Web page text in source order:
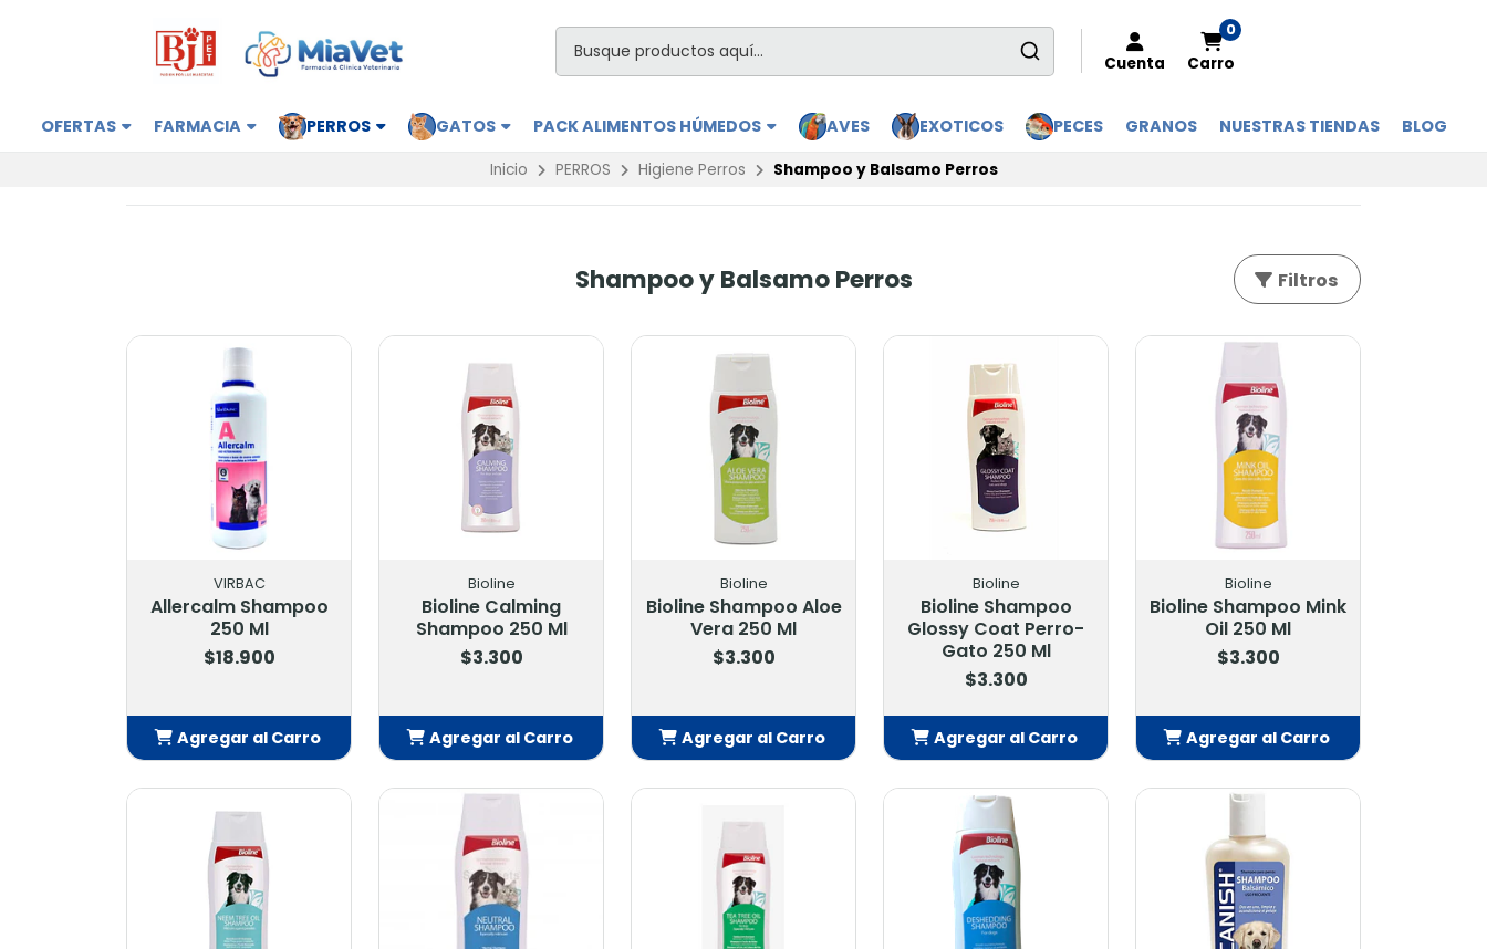
Cuenta
0
Carro
OFERTAS FARMACIA PERROS GATOS PACK ALIMENTOS HÚMEDOS AVES EXOTICOS PECES GRANOS NUESTRAS TIENDAS BLOG
Inicio PERROS Higiene Perros Shampoo y Balsamo Perros
Shampoo y Balsamo Perros Filtros
VIRBAC
Allercalm Shampoo
250 Ml
$18.900
Agregar al Carro
Añadido
Bioline
Bioline Calming
Shampoo 250 Ml
$3.300
Agregar al Carro
Añadido
Bioline
Bioline Shampoo Aloe
Vera 250 Ml
$3.300
Agregar al Carro
Añadido
Bioline
Bioline Shampoo
Glossy Coat Perro-
Gato 250 Ml
$3.300
Agregar al Carro
Añadido
Bioline
Bioline Shampoo Mink
Oil 250 Ml
$3.300
Agregar al Carro
Añadido